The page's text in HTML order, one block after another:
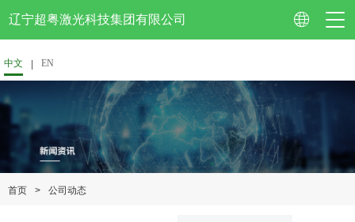
辽宁超粤激光科技集团有限公司
公司简介
中文 EN
首页 > 公司动态